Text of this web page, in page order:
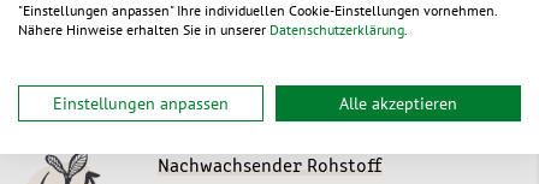
Recyclebar
Einstoffverpackungen umweltschonend
entsorgen oder recyceln.
Nachwachsender Rohstoff
"Einstellungen anpassen" Ihre individuellen Cookie-Einstellungen vornehmen.
Nähere Hinweise erhalten Sie in unserer Datenschutzerklärung.
Einstellungen anpassen Alle akzeptieren